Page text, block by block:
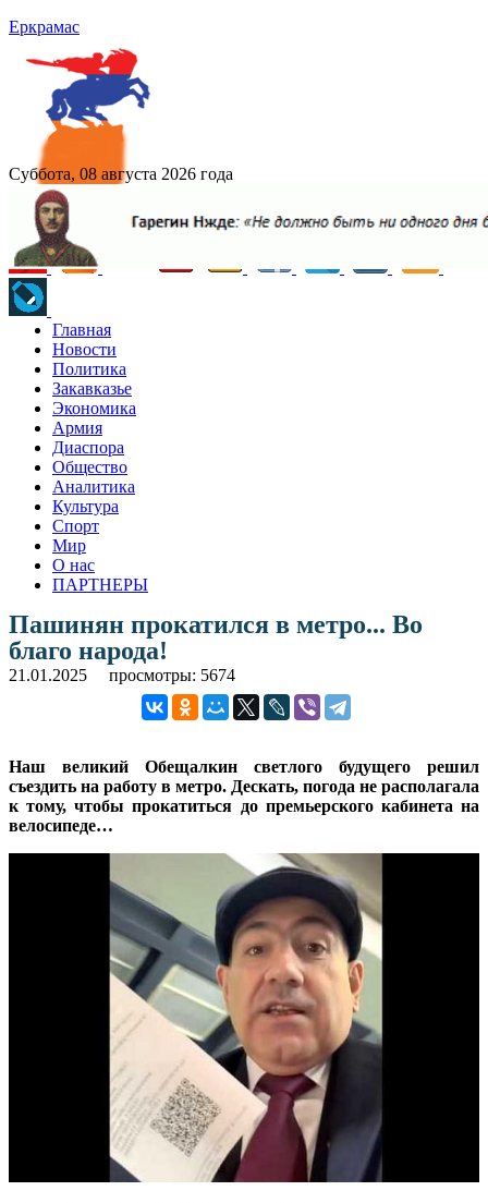
Еркрамас
Суббота, 08 августа 2026 года
Главная
Новости
Политика
Закавказье
Экономика
Армия
Диаспора
Общество
Аналитика
Культура
Спорт
Мир
О нас
ПАРТНЕРЫ
Пашинян прокатился в метро... Во
благо народа!
21.01.2025 просмотры: 5674
Наш великий Обещалкин светлого будущего решил
съездить на работу в метро. Дескать, погода не располагала
к тому, чтобы прокатиться до премьерского кабинета на
велосипеде…